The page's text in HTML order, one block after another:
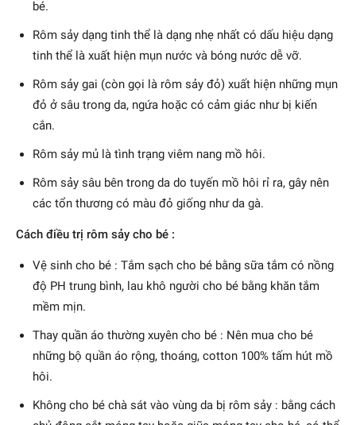
bé.
Rôm sảy dạng tinh thể là dạng nhẹ nhất có dấu hiệu dạng
tinh thể là xuất hiện mụn nước và bóng nước dễ vỡ.
Rôm sảy gai (còn gọi là rôm sảy đỏ) xuất hiện những mụn
đỏ ở sâu trong da, ngứa hoặc có cảm giác như bị kiến
cắn.
Rôm sảy mủ là tình trạng viêm nang mồ hôi.
Rôm sảy sâu bên trong da do tuyến mồ hôi rỉ ra, gây nên
các tổn thương có màu đỏ giống như da gà.
Cách điều trị rôm sảy cho bé :
Vệ sinh cho bé : Tắm sạch cho bé bằng sữa tắm có nồng
độ PH trung bình, lau khô người cho bé bằng khăn tắm
mềm mịn.
Thay quần áo thường xuyên cho bé : Nên mua cho bé
những bộ quần áo rộng, thoáng, cotton 100% tấm hút mồ
hôi.
Không cho bé chà sát vào vùng da bị rôm sảy : bằng cách